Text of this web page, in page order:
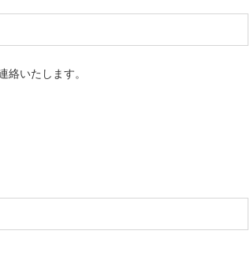
いたします。